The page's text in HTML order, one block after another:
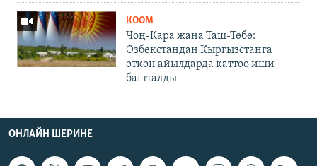
КООМ
Чоң-Кара жана Таш-Төбө:
Өзбекстандан Кыргызстанга
өткөн айылдарда каттоо иши
башталды
ОНЛАЙН ШЕРИНЕ